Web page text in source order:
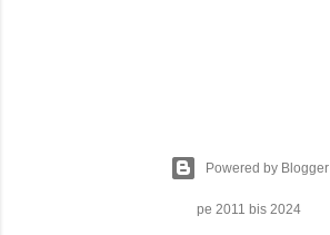
Powered by Blogger
pe 2011 bis 2024